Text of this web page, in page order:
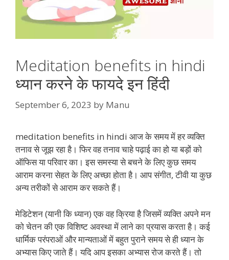
Meditation benefits in hindi
ध्यान करने के फायदे इन हिंदी
September 6, 2023 by Manu
meditation benefits in hindi आज के समय में हर व्यक्ति
तनाव से जूझ रहा है। फिर वह तनाव चाहे पढ़ाई का हो या बड़ों को
ऑफिस या परिवार का। इस समस्या से बचने के लिए कुछ समय
आराम करना सेहत के लिए अच्छा होता है। आप संगीत, टीवी या कुछ
अन्य तरीकों से आराम कर सकते हैं।
मेडिटेशन (यानी कि ध्यान) एक वह क्रिया है जिसमें व्यक्ति अपने मन
को चेतन की एक विशिष्ट अवस्था में लाने का प्रयास करता है। कई
धार्मिक परंपराओं और मान्यताओं में बहुत पुराने समय से ही ध्यान के
अभ्यास किए जाते हैं। यदि आप इसका अभ्यास रोज करते हैं। तो